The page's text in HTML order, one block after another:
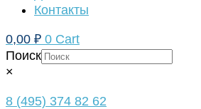
Контакты
0,00 ₽ 0 Cart
Поиск
×
8 (495) 374 82 62